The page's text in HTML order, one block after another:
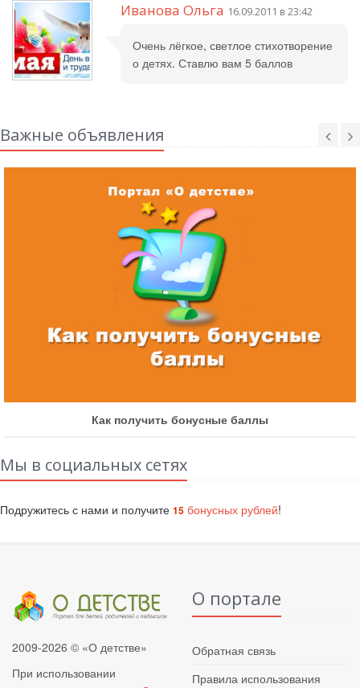
Иванова Ольга 16.09.2011 в 23:42
Очень лёгкое, светлое стихотворение
о детях. Ставлю вам 5 баллов
Важные объявления
Как получить бонусные баллы
Мы в социальных сетях
Подружитесь с нами и получите 15 бонусных рублей!
2009-2026 © «О детстве»
При использовании
О портале
Обратная связь
Правила использования